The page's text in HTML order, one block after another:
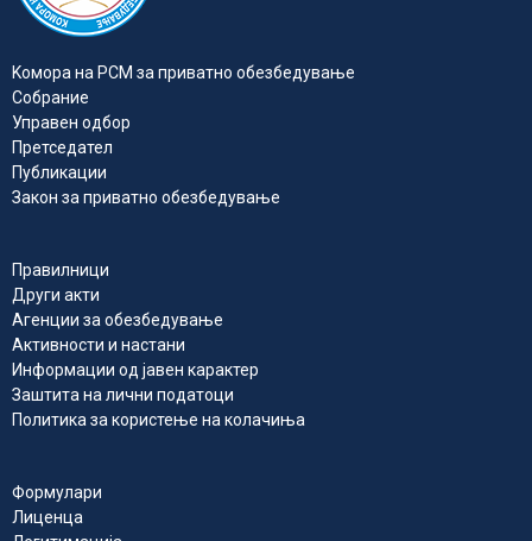
Kомора на РСМ за приватно обезбедувањe
Собрание
Управен одбор
Претседател
Публикации
Закон за приватно обезбедување
Правилници
Други акти
Агенции за обезбедување
Активности и настани
Информации од јавен карактер
Заштита на лични податоци
Политика за користење на колачиња
Формулари
Лиценца